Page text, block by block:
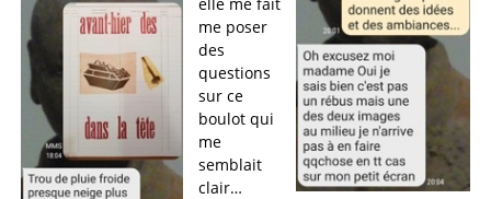
me poser
des
questions
sur ce
boulot qui
me
semblait
clair…